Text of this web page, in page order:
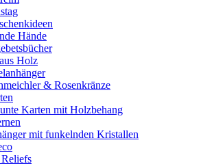
Hände
Holz
& Rosenkränze
Karten mit Holzbehang
mit funkelnden Kristallen